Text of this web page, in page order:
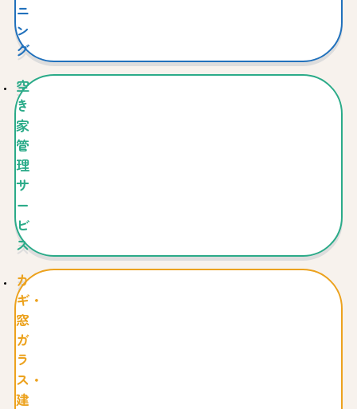
ニ
ン
グ
空
き
家
管
理
サ
ー
ビ
ス
カ
ギ・
窓
ガ
ラ
ス・
建